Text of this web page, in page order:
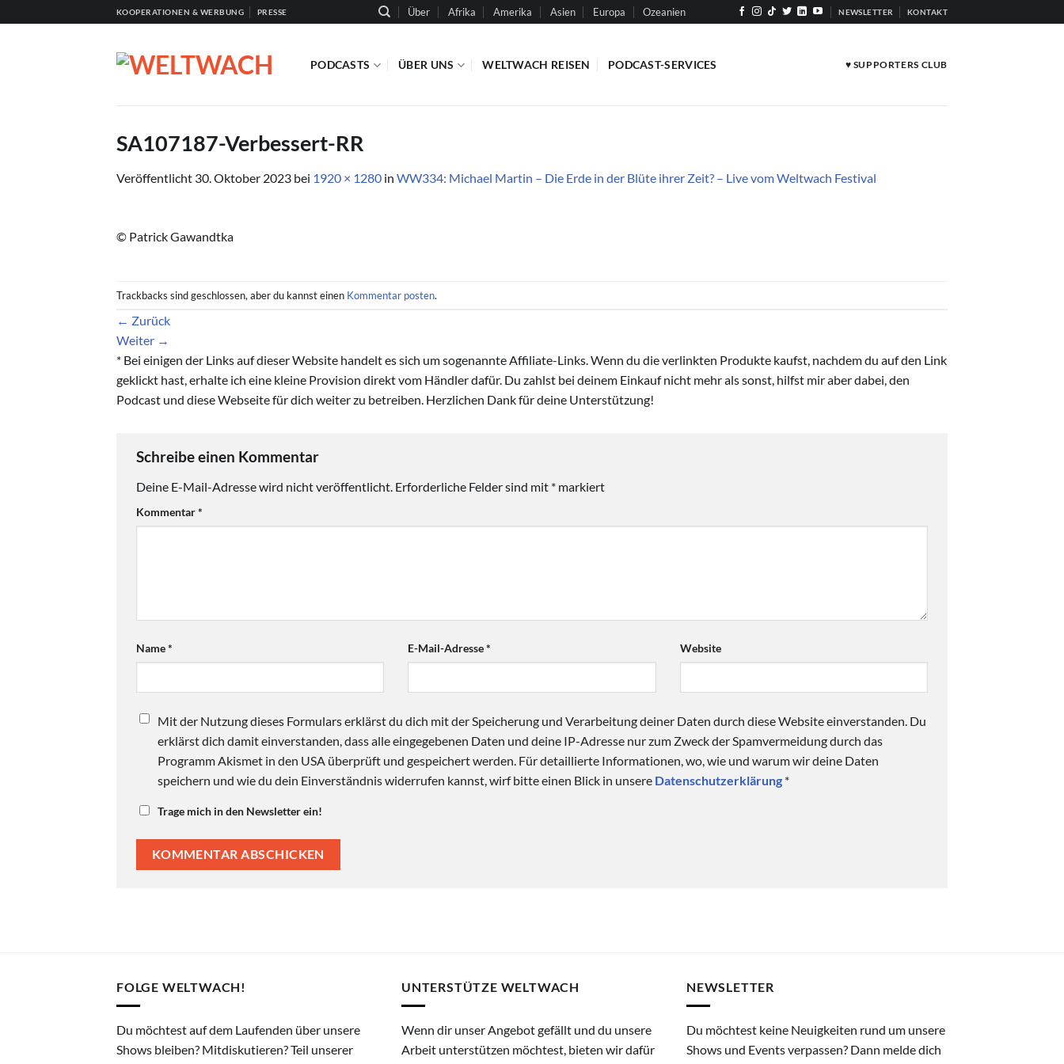
Inhalt
KOOPERATIONEN & WERBUNG PRESSE Über Afrika Amerika Asien Europa Ozeanien NEWSLETTER KONTAKT
PODCASTS ÜBER UNS WELTWACH REISEN PODCAST-SERVICES ♥ SUPPORTERS CLUB
SA107187-Verbessert-RR
Veröffentlicht 30. Oktober 2023 bei 1920 × 1280 in WW334: Michael Martin – Die Erde in der Blüte ihrer Zeit? – Live vom Weltwach Festival
© Patrick Gawandtka
Trackbacks sind geschlossen, aber du kannst einen Kommentar posten.
← Zurück
Weiter →
* Bei einigen der Links auf dieser Website handelt es sich um sogenannte Affiliate-Links. Wenn du die verlinkten Produkte kaufst, nachdem du auf den Link
geklickt hast, erhalte ich eine kleine Provision direkt vom Händler dafür. Du zahlst bei deinem Einkauf nicht mehr als sonst, hilfst mir aber dabei, den
Podcast und diese Webseite für dich weiter zu betreiben. Herzlichen Dank für deine Unterstützung!
Schreibe einen Kommentar
Deine E-Mail-Adresse wird nicht veröffentlicht. Erforderliche Felder sind mit * markiert
Kommentar*
Name* E-Mail-Adresse* Website
Mit der Nutzung dieses Formulars erklärst du dich mit der Speicherung und Verarbeitung deiner Daten durch diese Website einverstanden. Du
erklärst dich damit einverstanden, dass alle eingegebenen Daten und deine IP-Adresse nur zum Zweck der Spamvermeidung durch das
Programm Akismet in den USA überprüft und gespeichert werden. Für detaillierte Informationen, wo, wie und warum wir deine Daten
speichern und wie du dein Einverständnis widerrufen kannst, wirf bitte einen Blick in unsere Datenschutzerklärung *
Trage mich in den Newsletter ein!
FOLGE WELTWACH!
Du möchtest auf dem Laufenden über unsere
Shows bleiben? Mitdiskutieren? Teil unserer
UNTERSTÜTZE WELTWACH
Wenn dir unser Angebot gefällt und du unsere
Arbeit unterstützen möchtest, bieten wir dafür
NEWSLETTER
Du möchtest keine Neuigkeiten rund um unsere
Shows und Events verpassen? Dann melde dich